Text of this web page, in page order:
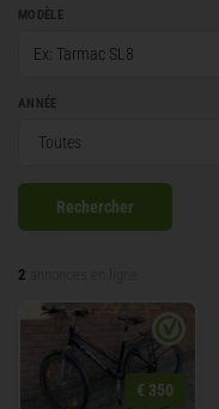
MODÈLE
ANNÉE
Rechercher
2
€ 350